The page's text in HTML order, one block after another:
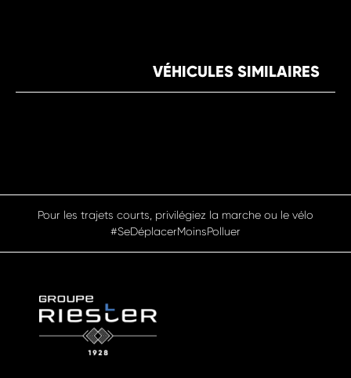
VÉHICULES SIMILAIRES
Pour les trajets courts, privilégiez la marche ou le vélo
#SeDéplacerMoinsPolluer